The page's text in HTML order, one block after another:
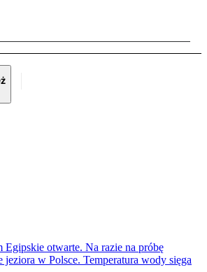
Egipskie otwarte. Na razie na próbę
jeziora w Polsce. Temperatura wody sięga